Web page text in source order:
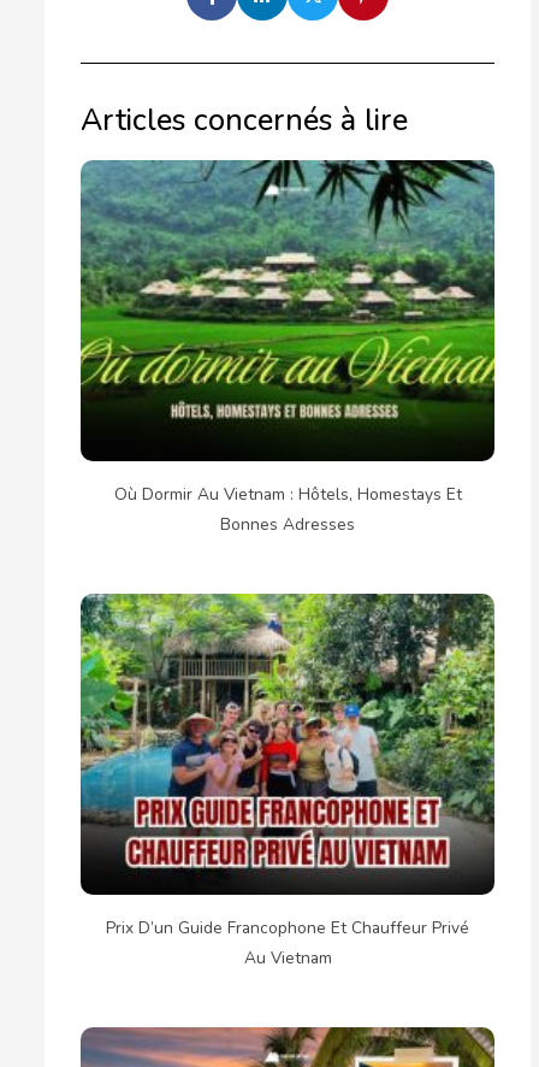
Articles concernés à lire
Où Dormir Au Vietnam : Hôtels, Homestays Et
Bonnes Adresses
Prix D’un Guide Francophone Et Chauffeur Privé
Au Vietnam